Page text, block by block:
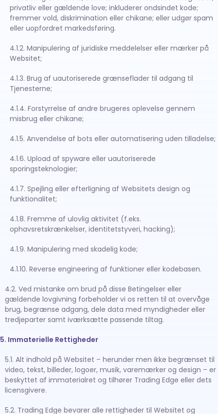
privatliv eller gældende love; inkluderer ondsindet kode;
fremmer vold, diskrimination eller chikane; eller udgør spam
eller uopfordret markedsføring.
4.1.2. Manipulering af juridiske meddelelser eller mærker på
Websitet;
4.1.3. Brug af uautoriserede grænseflader til adgang til
Tjenesterne;
4.1.4. Forstyrrelse af andre brugeres oplevelse gennem
misbrug eller chikane;
4.1.5. Anvendelse af bots eller automatisering uden tilladelse;
4.1.6. Upload af spyware eller uautoriserede
sporingsteknologier;
4.1.7. Spejling eller efterligning af Websitets design og
funktionalitet;
4.1.8. Fremme af ulovlig aktivitet (f.eks.
ophavsretskrænkelser, identitetstyveri, hacking);
4.1.9. Manipulering med skadelig kode;
4.1.10. Reverse engineering af funktioner eller kodebasen.
4.2. Ved mistanke om brud på disse Betingelser eller
gældende lovgivning forbeholder vi os retten til at overvåge
brug, begrænse adgang, dele data med myndigheder eller
tredjeparter samt iværksætte passende tiltag.
5. Immaterielle Rettigheder
5.1. Alt indhold på Websitet – herunder men ikke begrænset til
video, tekst, billeder, logoer, musik, varemærker og design – er
beskyttet af immaterialret og tilhører Trading Edge eller dets
licensgivere.
5.2. Trading Edge bevarer alle rettigheder til Websitet og